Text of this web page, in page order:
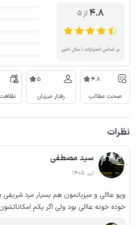
4.8 از ۵
بر اساس امتیازات ۱ سال اخیر
4.8
صحت مطالب
5
رفتار میزبان
نظافت
نظرات
سید مصطفی
تیر 1405
ویو عاالی و میزبانمون هم بسیار مرد
خوده خونه عاالی بود ولی اگر یکم